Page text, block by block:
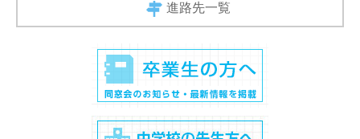
進路先一覧